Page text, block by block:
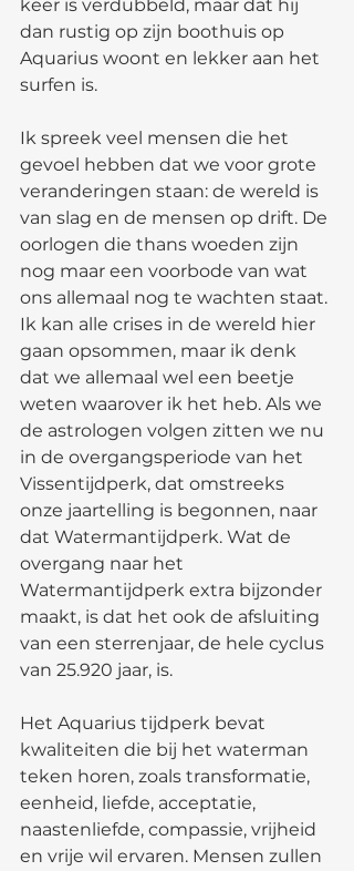
keer is verdubbeld, maar dat hij
dan rustig op zijn boothuis op
Aquarius woont en lekker aan het
surfen is.
Ik spreek veel mensen die het
gevoel hebben dat we voor grote
veranderingen staan: de wereld is
van slag en de mensen op drift. De
oorlogen die thans woeden zijn
nog maar een voorbode van wat
ons allemaal nog te wachten staat.
Ik kan alle crises in de wereld hier
gaan opsommen, maar ik denk
dat we allemaal wel een beetje
weten waarover ik het heb. Als we
de astrologen volgen zitten we nu
in de overgangsperiode van het
Vissentijdperk, dat omstreeks
onze jaartelling is begonnen, naar
dat Watermantijdperk. Wat de
overgang naar het
Watermantijdperk extra bijzonder
maakt, is dat het ook de afsluiting
van een sterrenjaar, de hele cyclus
van 25.920 jaar, is.
Het Aquarius tijdperk bevat
kwaliteiten die bij het waterman
teken horen, zoals transformatie,
eenheid, liefde, acceptatie,
naastenliefde, compassie, vrijheid
en vrije wil ervaren. Mensen zullen